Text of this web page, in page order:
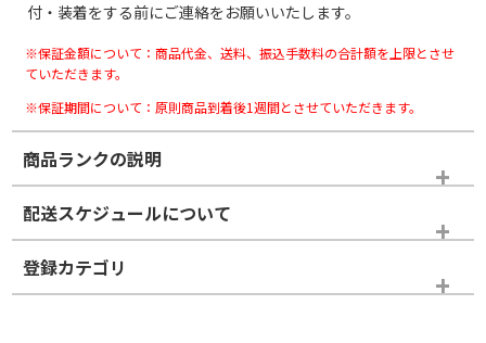
付・装着をする前にご連絡をお願いいたします。
※保証金額について：商品代金、送料、振込手数料の合計額を上限とさせ
ていただきます。
※保証期間について：原則商品到着後1週間とさせていただきます。
商品ランクの説明
※商品ランクは出品者の主観により判断しておりますので、あら
かじめご了承ください。
ホイールランク
配送スケジュールについて
登録カテゴリ
スタッドレスタイヤのみ